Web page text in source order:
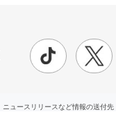
ニュースリリースなど情報の送付先